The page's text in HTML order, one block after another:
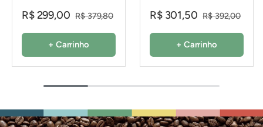
R$ 299,00 R$ 379,80
+ Carrinho
R$ 301,50 R$ 392,00
+ Carrinho